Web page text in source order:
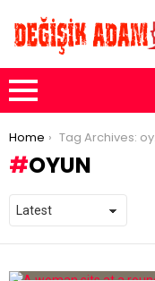
Menu
You are here:
Home Tag Archives: oyun
OYUN